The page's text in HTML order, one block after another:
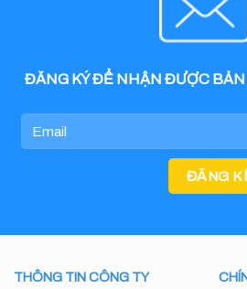
ĐĂNG KÝ ĐỂ NHẬN ĐƯỢC BẢN
THÔNG TIN CÔNG TY